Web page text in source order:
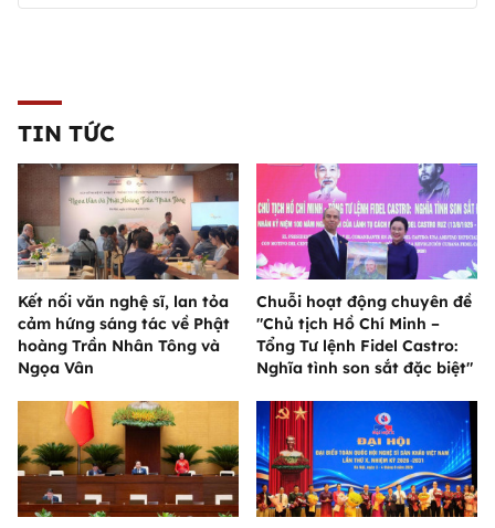
TIN TỨC
Kết nối văn nghệ sĩ, lan tỏa
cảm hứng sáng tác về Phật
hoàng Trần Nhân Tông và
Ngọa Vân
Chuỗi hoạt động chuyên đề
"Chủ tịch Hồ Chí Minh –
Tổng Tư lệnh Fidel Castro:
Nghĩa tình son sắt đặc biệt"